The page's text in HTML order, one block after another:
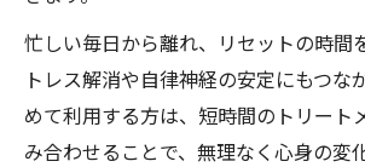
ション
仙台市若林区発の心身リセ
忙しい毎日から離れ、リセットの時間
トレス解消や自律神経の安定にもつな
めて利用する方は、短時間のトリート
み合わせることで、無理なく心身の変